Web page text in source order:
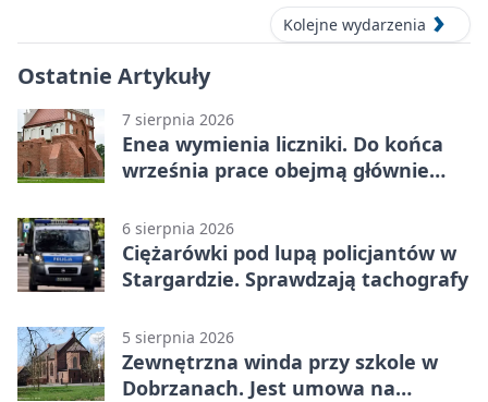
Kolejne wydarzenia
Ostatnie Artykuły
7 sierpnia 2026
Enea wymienia liczniki. Do końca
września prace obejmą głównie
6 sierpnia 2026
Ciężarówki pod lupą policjantów w
Stargardzie. Sprawdzają tachografy
5 sierpnia 2026
Zewnętrzna winda przy szkole w
Dobrzanach. Jest umowa na